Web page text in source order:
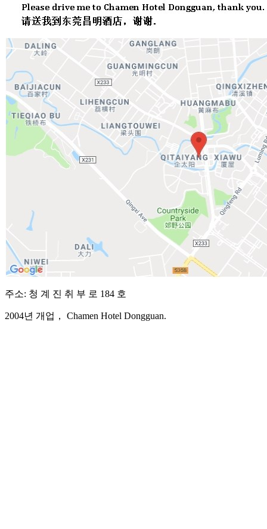
주소: 청 계 진 취 부 로 184 호
2004년 개업， Chamen Hotel Dongguan.